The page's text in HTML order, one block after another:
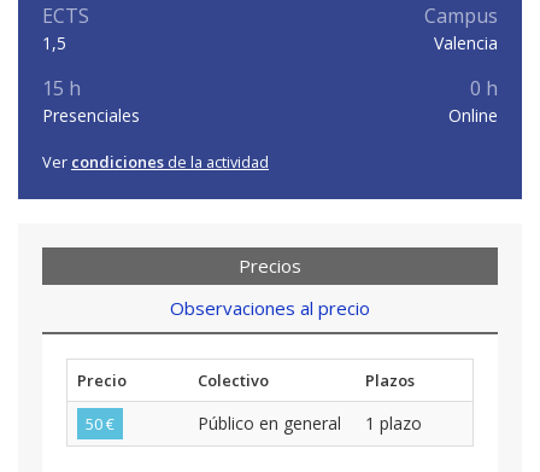
ECTS
1,5
Campus
Valencia
15 h
Presenciales
0 h
Online
Ver condiciones de la actividad
Precios
Observaciones al precio
Precio Colectivo
Plazos
50 €
Público en general 1 plazo